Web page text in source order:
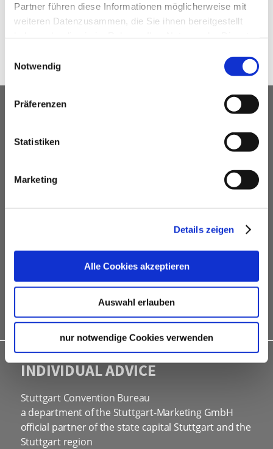
Partner führen diese Informationen möglicherweise mit
weiteren Datenzusammen, die Sie ihnen bereitgestellt
Impressum
Notwendig
Präferenzen
Statistiken
Marketing
Details zeigen
Alle Cookies akzeptieren
Auswahl erlauben
nur notwendige Cookies verwenden
SHARE
OUR SERVICE FOR EVENT
Contacting and coordinating venues &
hotel contingents
free online hotel booking tool for your own event
INDIVIDUAL ADVICE
Stuttgart Convention Bureau
a department of the Stuttgart-Marketing GmbH
official partner of the state capital Stuttgart and the
Stuttgart region